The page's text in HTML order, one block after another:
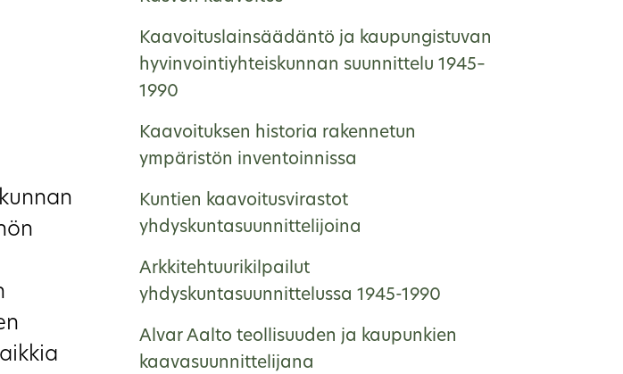
Kaavoituslainsäädäntö ja kaupungistuvan
hyvinvointiyhteiskunnan suunnittelu 1945–
1990
Kaavoituksen historia rakennetun
ympäristön inventoinnissa
Kuntien kaavoitusvirastot
yhdyskuntasuunnittelijoina
Arkkitehtuurikilpailut
yhdyskuntasuunnittelussa 1945-1990
Alvar Aalto teollisuuden ja kaupunkien
kaavasuunnittelijana